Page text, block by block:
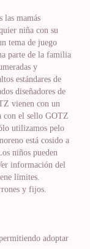
las mamás
niña con su
tema de juego
parte de la familia
y
estándares de
diseñadores de
vienen con un
con el sello GOTZ
utilizamos pelo
está cosido a
niños pueden
información del
límites.
y fijos.
adoptar